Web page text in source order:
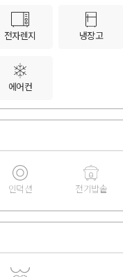
전자렌지 냉장고
에어컨
인덕션 전기밥솥